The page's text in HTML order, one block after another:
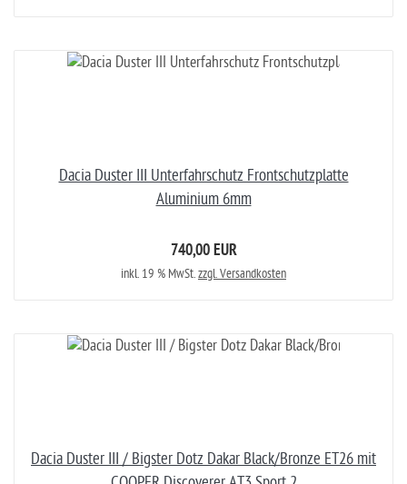
Dacia Duster III Unterfahrschutz Frontschutzplatte
Aluminium 6mm
740,00 EUR
inkl. 19 % MwSt.zzgl. Versandkosten
Dacia Duster III / Bigster Dotz Dakar Black/Bronze ET26 mit